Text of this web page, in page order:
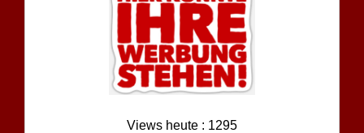
Views heute : 1295